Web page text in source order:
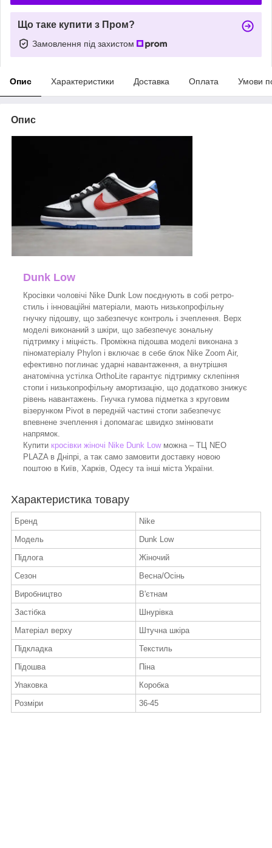
Що таке купити з Пром?
Замовлення під захистом
Опис Характеристики Доставка Оплата Умови
Опис
Dunk Low
Кросівки чоловічі Nike Dunk Low поєднують в собі ретро-
стиль і інноваційні матеріали, мають низькопрофільну
гнучку підошву, що забезпечує контроль і зчеплення. Верх
моделі виконаний з шкіри, що забезпечує зональну
підтримку і міцність. Проміжна підошва моделі виконана з
піноматеріалу Phylon і включає в себе блок Nike Zoom Air,
ефективно поглинає ударні навантаження, а внутрішня
анатомічна устілка OrthoLite гарантує підтримку склепіння
стопи і низькопрофільну амортизацію, що додатково знижує
рівень навантажень. Гнучка гумова підметка з круговим
візерунком Pivot в передній частині стопи забезпечує
впевнене зчеплення і допомагає швидко змінювати
напрямок.
Купити кросівки жіночі Nike Dunk Lowможна – ТЦ NEO
PLAZA в Дніпрі, а так само замовити доставку новою
поштою в Київ, Харків, Одесу та інші міста України.
Характеристика товару
Бренд
Nike
Модель
Dunk Low
Підлога
Жіночий
Сезон
Весна/Осінь
Виробництво
В'єтнам
Застібка
Шнурівка
Матеріал верху
Штучна шкіра
Підкладка
Текстиль
Підошва
Піна
Упаковка
Коробка
Розміри
36-45